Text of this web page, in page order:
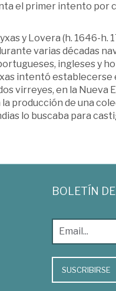
el primer intento por
y Lovera (h. 1646-
varias décadas
ingleses y
intentó
virreyes, en la Nueva
la producción de una
lo buscaba para
BOLETÍN
SUSCRIBIRSE